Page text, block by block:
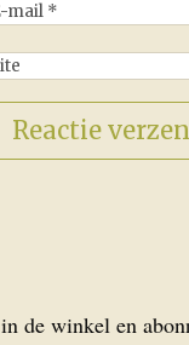
de winkel en